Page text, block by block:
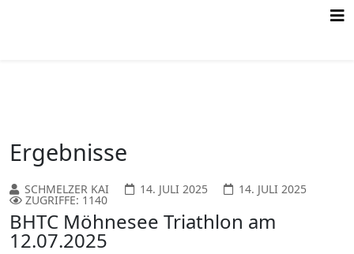
Ergebnisse
SCHMELZER KAI 14. JULI 2025 14. JULI 2025
ZUGRIFFE: 1140
BHTC Möhnesee Triathlon am
12.07.2025